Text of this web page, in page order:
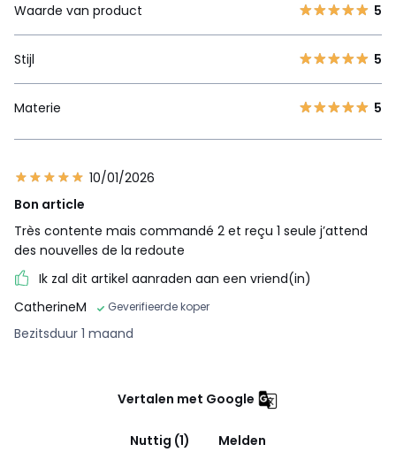
Waarde van product
5
Stijl 5
Materie 5
10/01/2026
Bon article
Très contente mais commandé 2 et reçu 1 seule j’attend
des nouvelles de la redoute
Ik zal dit artikel aanraden aan een vriend(in)
CatherineM
Geverifieerde koper
Bezitsduur 1 maand
Vertalen met Google
Nuttig (1)
Melden